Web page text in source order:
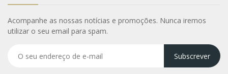
Acompanhe as nossas notícias e promoções. Nunca iremos
utilizar o seu email para spam.
Subscrever